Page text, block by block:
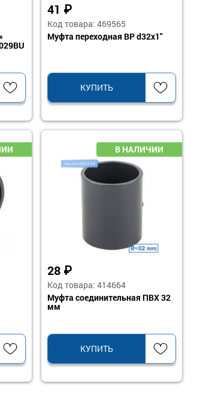
41 ₽
Код товара: 469565
Муфта переходная ВР d32х1"
КУПИТЬ
28 ₽
Код товара: 414664
Муфта соединительная ПВХ 32
мм
КУПИТЬ